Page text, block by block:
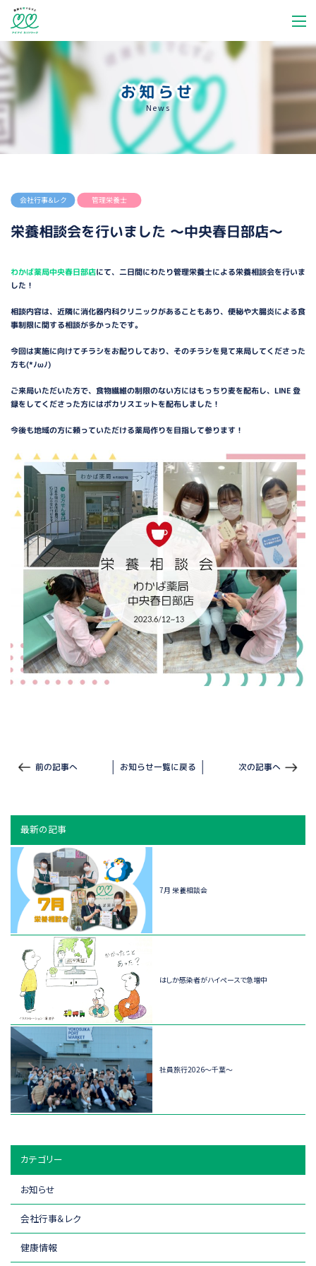
お知らせ
News
会社行事＆レク 管理栄養士
栄養相談会を行いました ～中央春日部店～
わかば薬局中央春日部店にて、二日間にわたり管理栄養士による栄養相談会を行いま
した！
相談内容は、近隣に消化器内科クリニックがあることもあり、便秘や大腸炎による食
事制限に関する相談が多かったです。
今回は実施に向けてチラシをお配りしており、そのチラシを見て来局してくださった
方も(*ﾉωﾉ)
ご来局いただいた方で、食物繊維の制限のない方にはもっちり麦を配布し、LINE 登
録をしてくださった方にはポカリスエットを配布しました！
今後も地域の方に頼っていただける薬局作りを目指して参ります！
前の記事へ お知らせ一覧に戻る 次の記事へ
最新の記事
7月 栄養相談会
はしか感染者がハイペースで急増中
社員旅行2026～千葉～
カテゴリー
お知らせ
会社行事＆レク
健康情報